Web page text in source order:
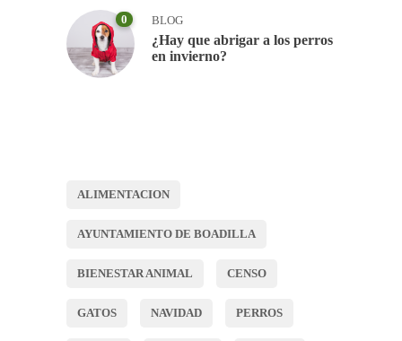
0 BLOG
¿Hay que abrigar a los perros
en invierno?
ALIMENTACION
AYUNTAMIENTO DE BOADILLA
BIENESTAR ANIMAL CENSO
GATOS NAVIDAD PERROS